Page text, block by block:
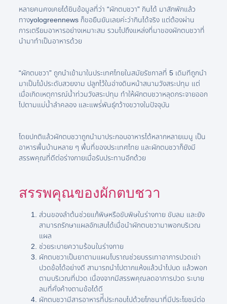
หลายคนคงเคยได้ยินข้อมูลที่ว่า “ผักตบชวา” กินได้ มาสักพักแล้ว
ทางyologreennews ก็ขอยืนยันเลยค่ะว่ากินได้จริง แต่ต้องผ่าน
การเตรียมอาหารอย่างเหมาะสม รวมไปถึงแหล่งที่มาของผักตบชวาที่
นำมาทำเป็นอาหารด้วย
“ผักตบชวา” ถูกนำเข้ามาในประเทศไทยในสมัยรัชกาลที่ 5 เดิมทีถูกนำ
มาเป็นไม้ประดับสวยงาม ปลูกไว้ในอ่างดินหน้าสนามวังสระปทุม แต่
เมื่อเกิดเหตุการณ์น้ำท่วมวังสระปทุม ทำให้ผักตบชวาหลุดกระจายออก
ไปตามแม่น้ำลำคลอง และแพร่่พันธ์ุกว้างขวางในปัจจุบัน
โดยปกติแล้วผักตบชวาถูกนำมาประกอบอาหารได้หลากหลายเมนู เป็น
อาหารพื้นบ้านหลาย ๆ พื้นที่ของประเทศไทย และผักตบชวาก็ยังมี
สรรพคุณที่ดีต่อร่างกายเมื่อรับประทานอีกด้วย
สรรพคุณของผักตบชวา
ส่วนของลำต้นช่วยแก้พิษหรือขับพิษในร่างกาย ขับลม และยัง
สามารถรักษาแผลอักเสบได้เมื่อนำผักตบชวามาพอกบริเวณ
แผล
ช่วยระบายความร้อนในร่างกาย
ผักตบชวาเป็นยาตามแผนโบราณช่วยบรรเทาอาการปวดเข่า
ปวดข้อได้อย่างดี สามารถนำไปตากแห้งแล้วนำไปบด แล้วพอก
ตามบริเวณที่ปวด เนื่องจากมีสรรพคุณลดอาการปวด ระบาย
ลมที่คั่งค้างตามข้อได้ดี
ผักตบชวามีสารอาหารที่ีประกอบไปด้วยโภชนาที่มีประโยชน์ต่อ